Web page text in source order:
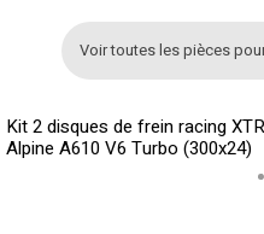
Voir toutes les pièces
Kit 2 disques de frein racing
Alpine A610 V6 Turbo (300x24)